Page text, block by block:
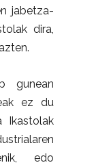
jabetza-
dira,
gunean
ez du
Ikastolak
edo